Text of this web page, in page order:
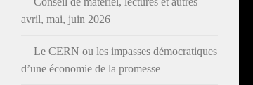
avril, mai, juin 2026
Le CERN ou les impasses démocratiques
d’une économie de la promesse